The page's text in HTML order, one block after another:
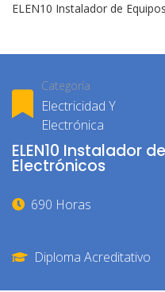
ELEN10 Instalador de
Categoría
Electricidad Y
Electrónica
ELEN10 Instalador
Electrónicos
690 Horas
Diploma Acreditativo